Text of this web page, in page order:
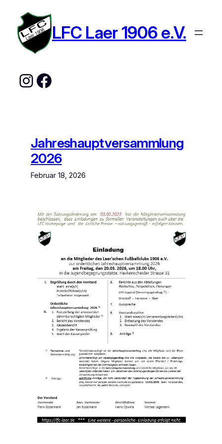
Inhalt
springen
LFC Laer 1906 e.V.
Instagram
Facebook
Jahreshauptversammlung
2026
Februar 18, 2026